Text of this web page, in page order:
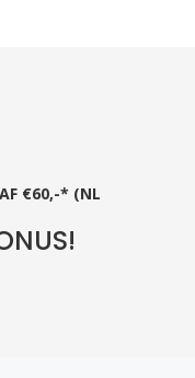
€60,-* (NL